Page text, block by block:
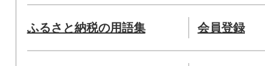
ふるさと納税の用語集 会員登録